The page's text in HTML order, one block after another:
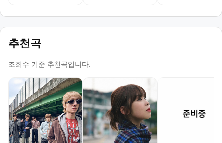
추천곡
조회수 기준 추천곡입니다.